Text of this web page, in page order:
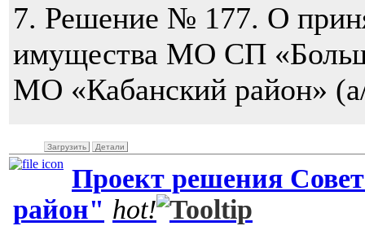
7. Решение № 177. О
имущества МО СП
МО «Кабанский район»
Загрузить Детали
Проект решения
район" hot!